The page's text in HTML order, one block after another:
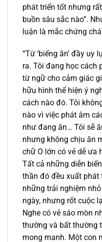
phát triển tốt nhưng
buồn sâu sắc nào”.
luận là mắc chứng
“Từ ‘biếng ăn’ đầy
ra. Tôi đang học cách
từ ngữ cho cảm giác
hữu hình thể hiện ý
cách nào đó. Tôi
nào vì việc phát âm
như đang ăn… Tôi sẽ
nhưng không chịu ăn
chữ O lớn có vẻ dễ ưa
Tất cả những diễn
thần đó đều xuất
những trải nghiệm
ngày, nhưng rốt cuộc
Nghe có vẻ sáo mòn
thường và bất thường
mong manh. Một con